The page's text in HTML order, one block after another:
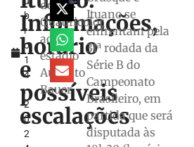
b
r
o
1
4
,
2
0
2
Informações,
horário
e
possíveis
escalações
do
Quadricolor
ao
estádio
Augusto
Bauer
Ituano se
enfrentam pela
31ª rodada da
Série B do
Campeonato
Brasileiro, em
partida que será
disputada às